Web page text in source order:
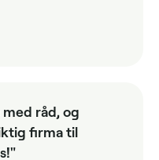
råd, og
firma til